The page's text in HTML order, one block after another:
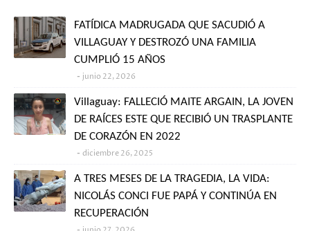
FATÍDICA MADRUGADA QUE SACUDIÓ A
VILLAGUAY Y DESTROZÓ UNA FAMILIA
CUMPLIÓ 15 AÑOS
junio 22, 2026
Villaguay: FALLECIÓ MAITE ARGAIN, LA JOVEN
DE RAÍCES ESTE QUE RECIBIÓ UN TRASPLANTE
DE CORAZÓN EN 2022
diciembre 26, 2025
A TRES MESES DE LA TRAGEDIA, LA VIDA:
NICOLÁS CONCI FUE PAPÁ Y CONTINÚA EN
RECUPERACIÓN